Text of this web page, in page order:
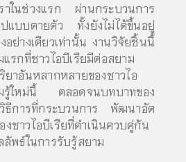
าในช่วงแรก ผ่านกระบวนการ
แบบตายตัว ทั้งยังไม่ได้ขึ้นอยู่
อย่างเดียวเท่านั้น งานวิจัยชิ้นนี้
รกที่ชาวไอบีเรียมีต่อสยาม
ยาอันหลากหลายของชาวไอ
มรู้ใหม่นี้ ตลอดจนบทบาทของ
ธีการที่กระบวนการ พัฒนาอัต
ชาวไอบีเรียที่ดำเนินควบคู่กัน
พธ์ในการรับรู้สยาม